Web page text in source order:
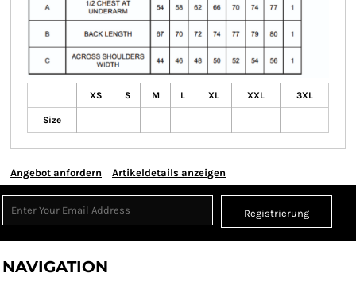
XS S M L XL XXL 3XL
Size
Angebot anfordern Artikeldetails anzeigen
Registrierung
NAVIGATION